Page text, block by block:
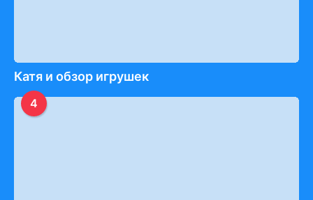
Катя и обзор игрушек
4